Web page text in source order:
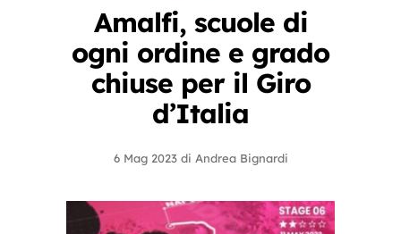
Amalfi, scuole di
ogni ordine e grado
chiuse per il Giro
d’Italia
6 Mag 2023 di Andrea Bignardi